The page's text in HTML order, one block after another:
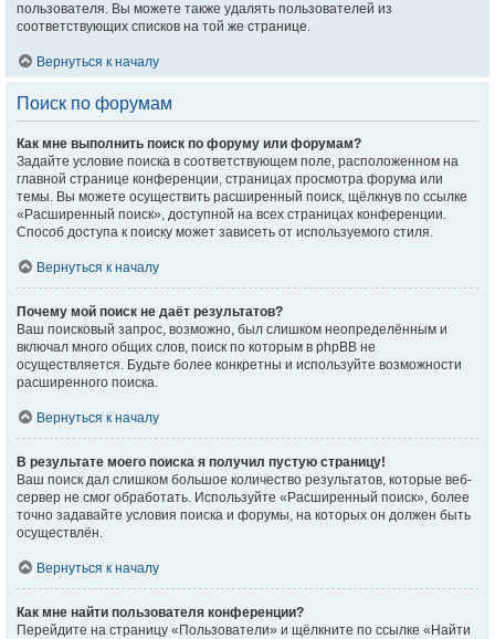
пользователя. Вы можете также удалять пользователей из
соответствующих списков на той же странице.
Вернуться к началу
Поиск по форумам
Как мне выполнить поиск по форуму или форумам?
Задайте условие поиска в соответствующем поле, расположенном на
главной странице конференции, страницах просмотра форума или
темы. Вы можете осуществить расширенный поиск, щёлкнув по ссылке
«Расширенный поиск», доступной на всех страницах конференции.
Способ доступа к поиску может зависеть от используемого стиля.
Вернуться к началу
Почему мой поиск не даёт результатов?
Ваш поисковый запрос, возможно, был слишком неопределённым и
включал много общих слов, поиск по которым в phpBB не
осуществляется. Будьте более конкретны и используйте возможности
расширенного поиска.
Вернуться к началу
В результате моего поиска я получил пустую страницу!
Ваш поиск дал слишком большое количество результатов, которые веб-
сервер не смог обработать. Используйте «Расширенный поиск», более
точно задавайте условия поиска и форумы, на которых он должен быть
осуществлён.
Вернуться к началу
Как мне найти пользователя конференции?
Перейдите на страницу «Пользователи» и щёлкните по ссылке «Найти